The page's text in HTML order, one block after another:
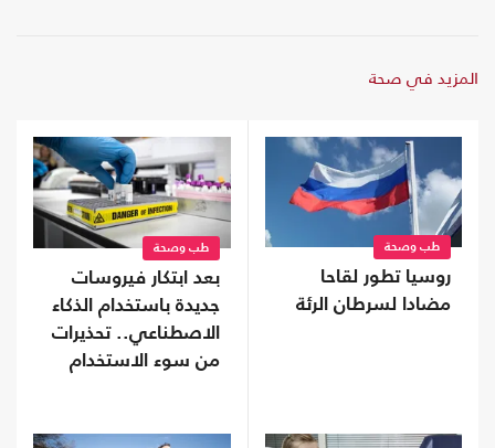
المزيد في صحة
طب وصحة
روسيا تطور لقاحا
مضادا لسرطان الرئة
طب وصحة
بعد ابتكار فيروسات
جديدة باستخدام الذكاء
الاصطناعي.. تحذيرات
من سوء الاستخدام